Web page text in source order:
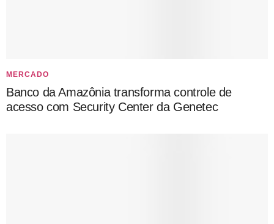
MERCADO
Banco da Amazônia transforma controle de
acesso com Security Center da Genetec